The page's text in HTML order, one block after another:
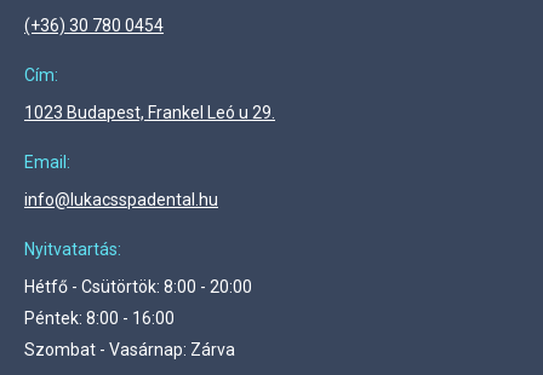
(+36) 30 780 0454
Cím:
1023 Budapest, Frankel Leó u 29.
Email:
info@lukacsspadental.hu
Nyitvatartás:
Hétfő - Csütörtök: 8:00 - 20:00
Péntek: 8:00 - 16:00
Szombat - Vasárnap: Zárva